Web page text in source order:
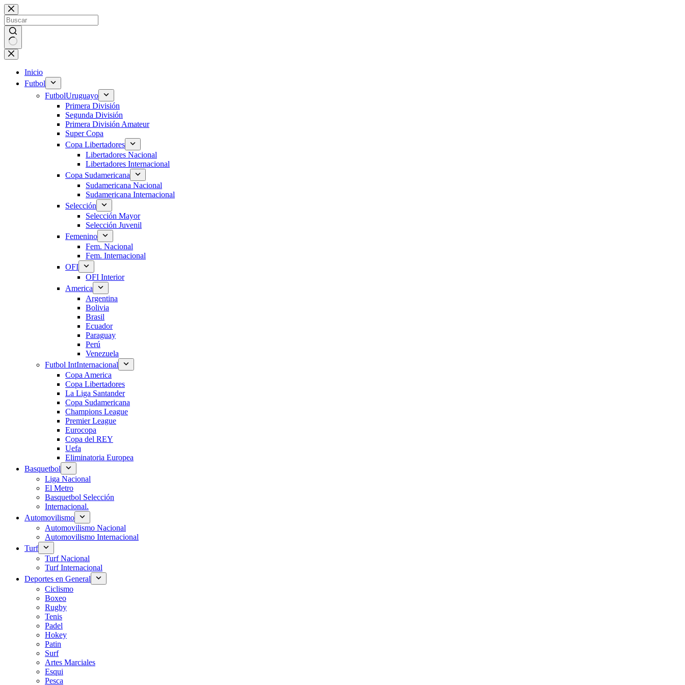
Saltar
al
contenido
Sin
resultados
Inicio
Futbol
FutbolUruguayo
Primera División
Segunda División
Primera División Amateur
Super Copa
Copa Libertadores
Libertadores Nacional
Libertadores Internacional
Copa Sudamericana
Sudamericana Nacional
Sudamericana Internacional
Selección
Selección Mayor
Selección Juvenil
Femenino
Fem. Nacional
Fem. Internacional
OFI
OFI Interior
America
Argentina
Bolivia
Brasil
Ecuador
Paraguay
Perú
Venezuela
Futbol IntInternacional
Copa America
Copa Libertadores
La Liga Santander
Copa Sudamericana
Champions League
Premier League
Eurocopa
Copa del REY
Uefa
Eliminatoria Europea
Basquetbol
Liga Nacional
El Metro
Basquetbol Selección
Internacional.
Automovilismo
Automovilismo Nacional
Automovilismo Internacional
Turf
Turf Nacional
Turf Internacional
Deportes en General
Ciclismo
Boxeo
Rugby
Tenis
Padel
Hokey
Patin
Surf
Artes Marciales
Esqui
Pesca